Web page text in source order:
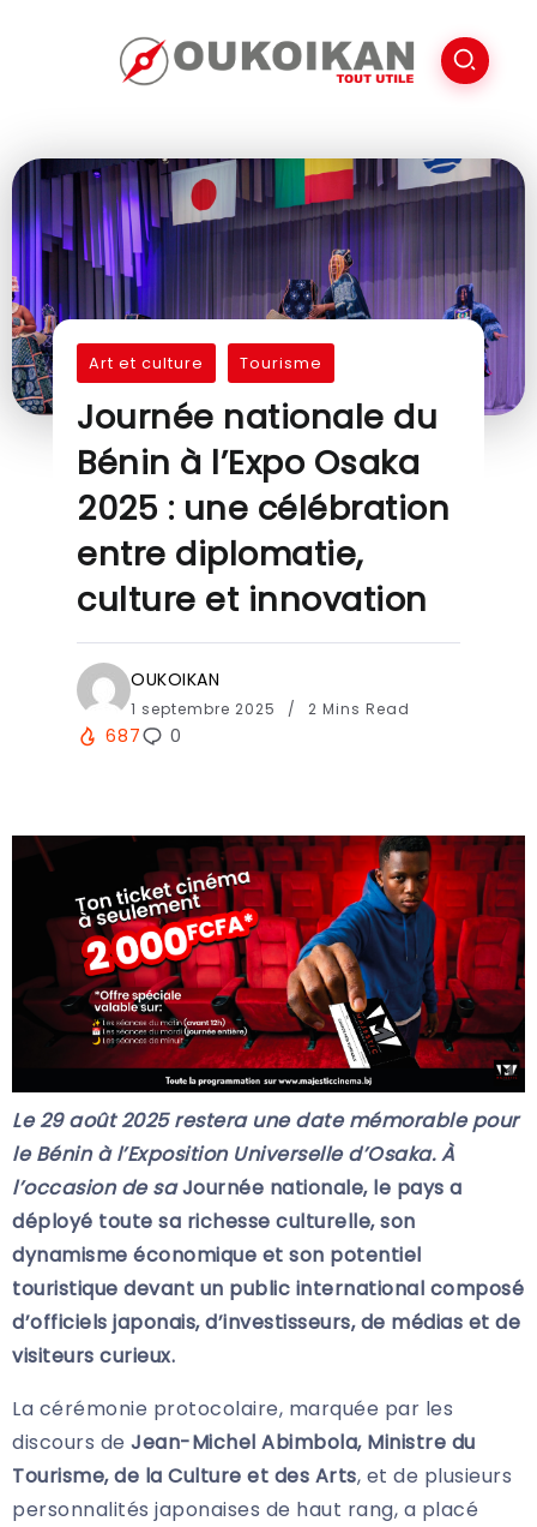
Art et culture Tourisme
Journée nationale du
Bénin à l’Expo Osaka
2025 : une célébration
entre diplomatie,
culture et innovation
OUKOIKAN
1 septembre 2025 2 Mins Read
687 0
Le 29 août 2025 restera une date mémorable pour
le Bénin à l’Exposition Universelle d’Osaka. À
l’occasion de saJournée nationale, le pays a
déployé toute sa richesse culturelle, son
dynamisme économique et son potentiel
touristique devant un public international composé
d’officiels japonais, d’investisseurs, de médias et de
visiteurs curieux.
La cérémonie protocolaire, marquée par les
discours de Jean-Michel Abimbola, Ministre du
Tourisme, de la Culture et des Arts, et de plusieurs
personnalités japonaises de haut rang, a placé